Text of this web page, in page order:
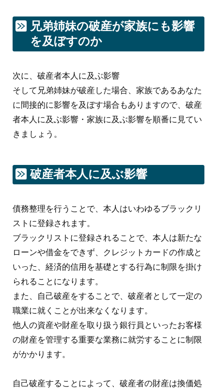
兄弟姉妹の破産が家族にも影響
を及ぼすのか
次に、破産者本人に及ぶ影響
そして兄弟姉妹が破産した場合、家族であるあなた
に間接的に影響を及ぼす場合もありますので、破産
者本人に及ぶ影響・家族に及ぶ影響を順番に見てい
きましょう。
破産者本人に及ぶ影響
債務整理を行うことで、本人はいわゆるブラックリ
ストに登録されます。
ブラックリストに登録されることで、本人は新たな
ローンや借金をできず、クレジットカードの作成と
いった、経済的信用を基礎とする行為に制限を掛け
られることになります。
また、自己破産をすることで、破産者として一定の
職業に就くことが出来なくなります。
他人の資産や財産を取り扱う銀行員といったお客様
の財産を管理する重要な業務に就労することに制限
がかかります。
自己破産することによって、破産者の財産は換価処